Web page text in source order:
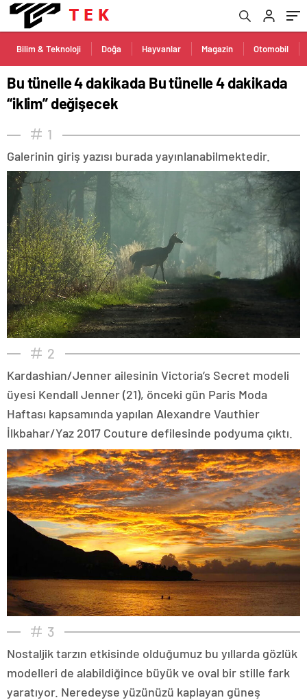
Bilim & Teknoloji Doğa Hayvanlar Magazin Otomobil
Bu tünelle 4 dakikada Bu tünelle 4 dakikada
“iklim” değişecek
1
Galerinin giriş yazısı burada yayınlanabilmektedir.
2
Kardashian/Jenner ailesinin Victoria’s Secret modeli
üyesi Kendall Jenner (21), önceki gün Paris Moda
Haftası kapsamında yapılan Alexandre Vauthier
İlkbahar/Yaz 2017 Couture defilesinde podyuma çıktı.
3
Nostaljik tarzın etkisinde olduğumuz bu yıllarda gözlük
modelleri de alabildiğince büyük ve oval bir stille fark
yaratıyor. Neredeyse yüzünüzü kaplayan güneş